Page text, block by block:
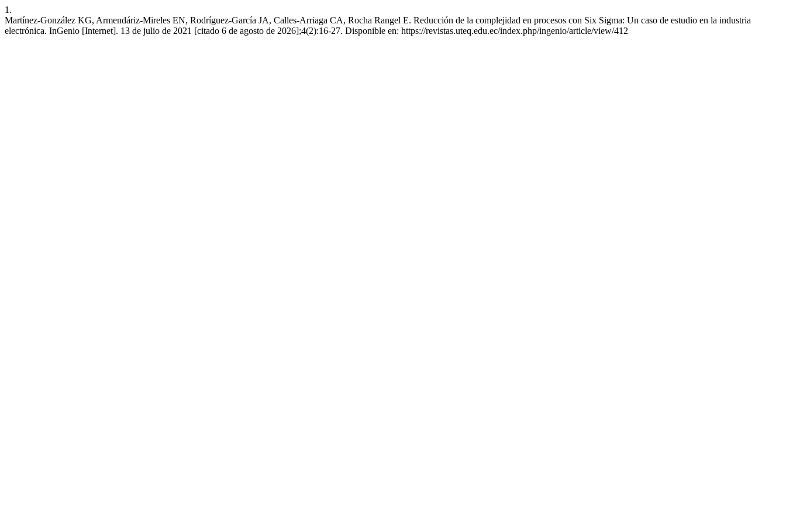
1.
Martínez-González KG, Armendáriz-Mireles EN, Rodríguez-García JA, Calles-Arriaga CA, Rocha Rangel E. Reducción de la complejidad en procesos con Six Sigma: Un caso de estudio en la industria
electrónica. InGenio [Internet]. 13 de julio de 2021 [citado 6 de agosto de 2026];4(2):16-27. Disponible en: https://revistas.uteq.edu.ec/index.php/ingenio/article/view/412